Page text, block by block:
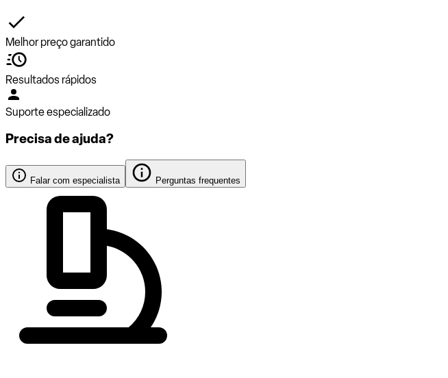
Melhor preço garantido
Resultados rápidos
Suporte especializado
Precisa de ajuda?
Falar com especialista Perguntas frequentes